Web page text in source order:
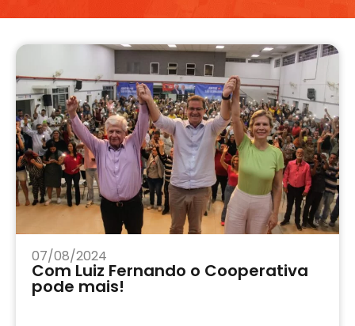
07/08/2024
Com Luiz Fernando o Cooperativa
pode mais!